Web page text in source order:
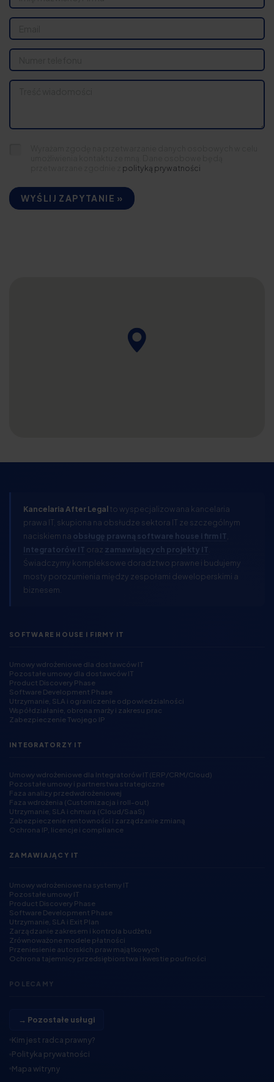
polityką prywatności
WYŚLIJ ZAPYTANIE »
Kancelaria After Legalto wyspecjalizowana kancelaria
prawa IT, skupiona na obsłudze sektora IT ze szczególnym
naciskiem na obsługę prawną software house i firm IT
Integratorów IT oraz zamawiających projekty IT
Świadczymy kompleksowe doradztwo prawne i budujemy
mosty porozumienia między zespołami deweloperskimi a
biznesem.
SOFTWARE HOUSE I FIRMY IT
Umowy wdrożeniowe dla dostawców IT
Pozostałe umowy dla dostawców IT
Product Discovery Phase
Software Development Phase
Utrzymanie, SLA i ograniczenie odpowiedzialności
Współdziałanie, obrona marży i zakresu prac
Zabezpieczenie Twojego IP
INTEGRATORZY IT
Umowy wdrożeniowe dla Integratorów IT (ERP/CRM/Cloud)
Pozostałe umowy i partnerstwa strategiczne
Faza analizy przedwdrożeniowej
Faza wdrożenia (Customizacja i roll-out)
Utrzymanie, SLA i chmura (Cloud/SaaS)
Zabezpieczenie rentowności i zarządzanie zmianą
Ochrona IP, licencje i compliance
ZAMAWIAJĄCY IT
Umowy wdrożeniowe na systemy IT
Pozostałe umowy IT
Product Discovery Phase
Software Development Phase
Utrzymanie, SLA i Exit Plan
Zarządzanie zakresem i kontrola budżetu
Zrównoważone modele płatności
Przeniesienie autorskich praw majątkowych
Ochrona tajemnicy przedsiębiorstwa i kwestie poufności
POLECAMY
→ Pozostałe usługi
Kim jest radca prawny?
Polityka prywatności
Mapa witryny